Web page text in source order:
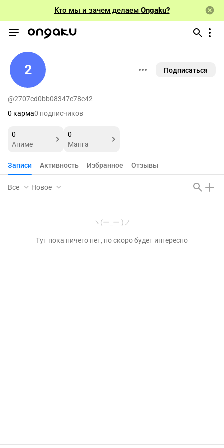
Кто мы и зачем делаем Ongaku?
2 Подписаться
@2707cd0bb08347c78e42
0 карма0 подписчиков
0
Аниме
0
Манга
Записи Активность Избранное Отзывы
Все Новое
ヽ(ー_ー )ノ
Тут пока ничего нет, но скоро будет интересно